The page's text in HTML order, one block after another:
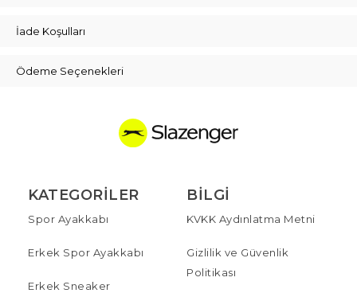
İade Koşulları
Ödeme Seçenekleri
KATEGORILER
Spor Ayakkabı
Erkek Spor Ayakkabı
Erkek Sneaker
BILGI
KVKK Aydınlatma Metni
Gizlilik ve Güvenlik
Politikası